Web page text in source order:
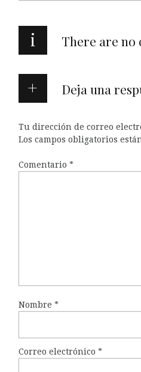
i There are no
Deja una
Tu dirección de correo
Los campos obligatorios
Comentario *
Nombre *
Correo electrónico *